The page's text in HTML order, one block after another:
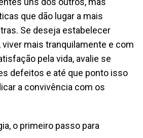
que dão lugar a mais
Se deseja estabelecer
mais tranquilamente e com
pela vida, avalie se
defeitos e até que ponto isso
a convivência com os
o primeiro passo para